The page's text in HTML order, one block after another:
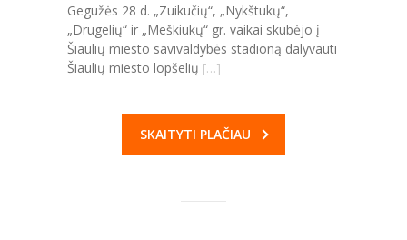
---- PAGALBA VAIKAMS LINIJA
---- Vaikų maitinimo organizavimas
---- Sveikatos stiprinimo programa
---- Sveikatos priežiūros dokumentai
Gegužės 28 d. „Zuikučių“, „Nykštukų“,
„Drugelių“ ir „Meškiukų“ gr. vaikai skubėjo į
Šiaulių miesto savivaldybės stadioną dalyvauti
Šiaulių miesto lopšelių […]
SKAITYTI PLAČIAU